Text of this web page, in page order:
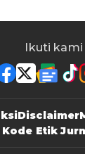
Ikuti kami
Disclaimer
Kode Etik